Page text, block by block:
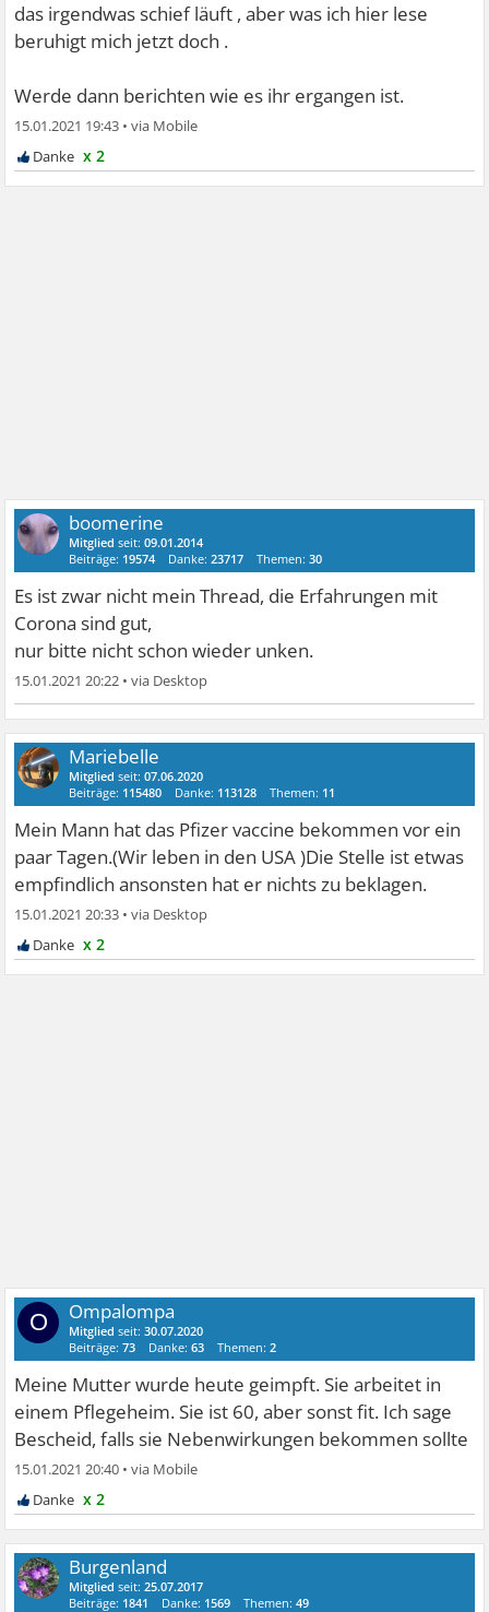
das irgendwas schief läuft , aber was ich hier lese
beruhigt mich jetzt doch .
Werde dann berichten wie es ihr ergangen ist.
15.01.2021 19:43 •
x 2
boomerine
Mitglied seit:09.01.2014
Beiträge: 19574 Danke:23717 Themen:30
Es ist zwar nicht mein Thread, die Erfahrungen mit
Corona sind gut,
nur bitte nicht schon wieder unken.
15.01.2021 20:22 •
Mariebelle
Mitglied seit:07.06.2020
Beiträge: 115480 Danke: 113128 Themen: 11
Mein Mann hat das Pfizer vaccine bekommen vor ein
paar Tagen.(Wir leben in den USA )Die Stelle ist etwas
empfindlich ansonsten hat er nichts zu beklagen.
15.01.2021 20:33 •
x 2
O Ompalompa
Mitglied seit:30.07.2020
Beiträge:73 Danke:63 Themen:2
Meine Mutter wurde heute geimpft. Sie arbeitet in
einem Pflegeheim. Sie ist 60, aber sonst fit. Ich sage
Bescheid, falls sie Nebenwirkungen bekommen sollte
15.01.2021 20:40 •
x 2
Burgenland
Mitglied seit:25.07.2017
Beiträge: 1841 Danke: 1569 Themen:49